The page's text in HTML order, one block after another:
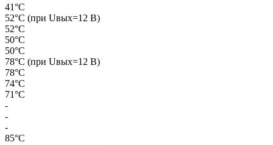
41°С
52°С (при Uвых=12 В)
52°С
50°С
50°С
78°С (при Uвых=12 В)
78°С
74°С
71°С
-
-
-
85°С